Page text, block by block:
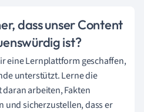
dass unser Content
ist?
eine Lernplattform geschaffen,
unterstützt. Lerne die
arbeiten, Fakten
und sicherzustellen, dass er